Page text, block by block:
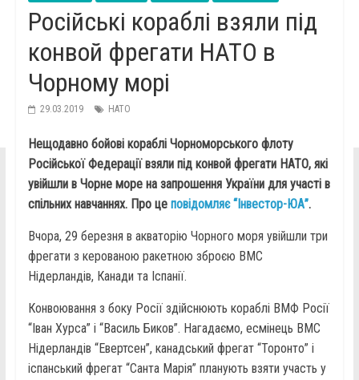
Російські кораблі взяли під
конвой фрегати НАТО в
Чорному морі
29.03.2019 НАТО
Нещодавно бойові кораблі Чорноморського флоту
Російської Федерації взяли під конвой фрегати НАТО, які
увійшли в Чорне море на запрошення України для участі в
спільних навчаннях. Про це повідомляє “Інвестор-ЮА”.
Вчора, 29 березня в акваторію Чорного моря увійшли три
фрегати з керованою ракетною зброєю ВМС
Нідерландів, Канади та Іспанії.
Конвоювання з боку Росії здійснюють кораблі ВМФ Росії
“Іван Хурса” і “Василь Биков”. Нагадаємо, есмінець ВМС
Нідерландів “Евертсен”, канадський фрегат “Торонто” і
іспанський фрегат “Санта Марія” планують взяти участь у